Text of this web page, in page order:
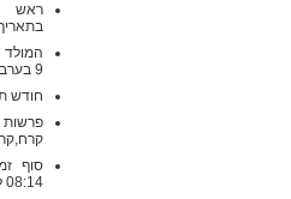
ראש
בתאריך 27/06/
המולד
9 בערב, 58 דקות ו4 חלקים
חודש
סוף
08:14 לבין 08:27